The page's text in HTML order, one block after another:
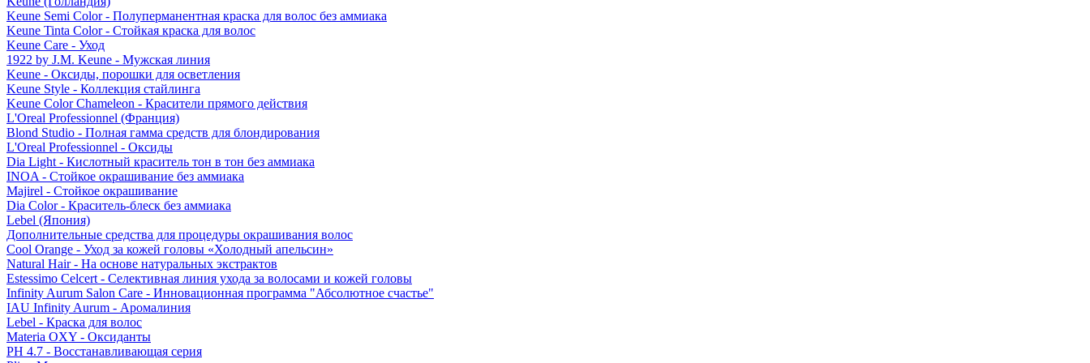
Keune Semi Color - Полуперманентная краска для волос без аммиака
Keune Tinta Color - Стойкая краска для волос
Keune Care - Уход
1922 by J.M. Keune - Мужская линия
Keune - Оксиды, порошки для осветления
Keune Style - Коллекция стайлинга
Keune Color Chameleon - Красители прямого действия
L'Oreal Professionnel (Франция)
Blond Studio - Полная гамма средств для блондирования
L'Oreal Professionnel - Оксиды
Dia Light - Кислотный краситель тон в тон без аммиака
INOA - Стойкое окрашивание без аммиака
Majirel - Стойкое окрашивание
Dia Color - Краситель-блеск без аммиака
Lebel (Япония)
Дополнительные средства для процедуры окрашивания волос
Cool Orange - Уход за кожей головы «Холодный апельсин»
Natural Hair - На основе натуральных экстрактов
Estessimo Celcert - Селективная линия ухода за волосами и кожей головы
Infinity Aurum Salon Care - Инновационная программа "Абсолютное счастье"
IAU Infinity Aurum - Аромалиния
Lebel - Краска для волос
Materia OXY - Оксиданты
PH 4.7 - Восстанавливающая серия